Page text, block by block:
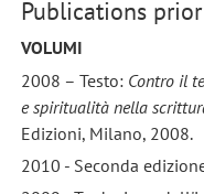
Publications
VOLUMI
2008 – Testo: Contro il
e spiritualità nella
Edizioni, Milano, 2008.
2010 - Seconda